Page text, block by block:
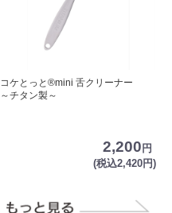
コケとっと®mini 舌クリーナー
～チタン製～
2,200 円
(税込2,420円)